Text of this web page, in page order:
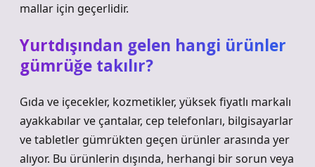
mallar için geçerlidir.
Yurtdışından gelen hangi ürünler
gümrüğe takılır?
Gıda ve içecekler, kozmetikler, yüksek fiyatlı markalı
ayakkabılar ve çantalar, cep telefonları, bilgisayarlar
ve tabletler gümrükten geçen ürünler arasında yer
alıyor. Bu ürünlerin dışında, herhangi bir sorun veya